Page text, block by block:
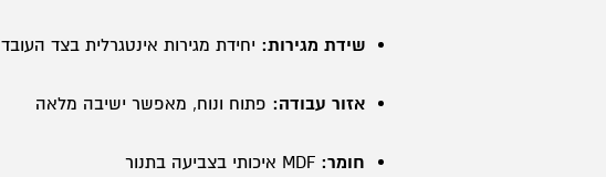
שידת מגירות: יחידת מגירות אינטגרלית בצד העובד
אזור עבודה: פתוח ונוח, מאפשר ישיבה מלאה
חומר: MDF איכותי בצביעה בתנור